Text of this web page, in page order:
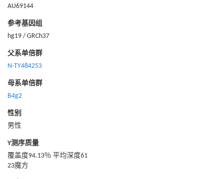
AU69144
参考基因组
hg19 / GRCh37
父系单倍群
N-TY484253
母系单倍群
B4g2
性别
男性
Y测序质量
覆盖度94.13％ 平均深度61
23魔方